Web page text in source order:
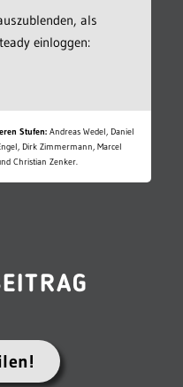
als
einloggen:
Stufen: Andreas Wedel, Daniel
Dirk Zimmermann, Marcel
Christian Zenker.